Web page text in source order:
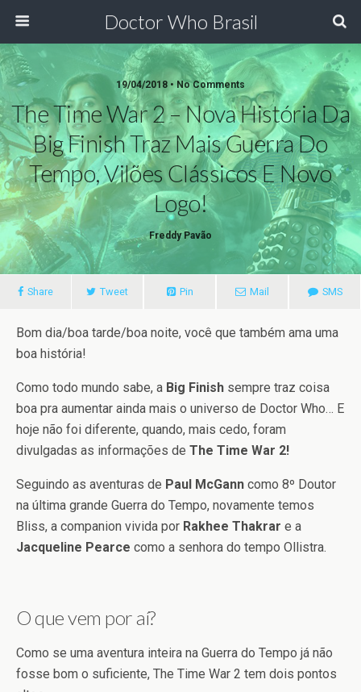
Doctor Who Brasil
19/04/2018 • No Comments
The Time War 2 – Nova História Da
Big Finish Traz Mais Guerra Do
Tempo, Vilões Clássicos E Novo
Logo!
Freddy Pavão
Share Tweet Pin Mail SMS
Bom dia/boa tarde/boa noite, você que também ama uma
boa história!
Como todo mundo sabe, a Big Finish sempre traz coisa
boa pra aumentar ainda mais o universo de Doctor Who… E
hoje não foi diferente, quando, mais cedo, foram
divulgadas as informações de The Time War 2!
Seguindo as aventuras de Paul McGann como 8º Doutor
na última grande Guerra do Tempo, novamente temos
Bliss, a companion vivida por Rakhee Thakrar e a
Jacqueline Pearce como a senhora do tempo Ollistra.
O que vem por aí?
Como se uma aventura inteira na Guerra do Tempo já não
fosse bom o suficiente, The Time War 2 tem dois pontos